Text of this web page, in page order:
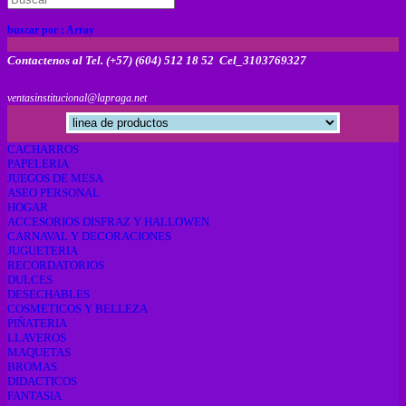
buscar por : Array
Contactenos al Tel. (+57) (604) 512 18 52 Cel_3103769327
ventasinstitucional@lapraga.net
CACHARROS
PAPELERIA
JUEGOS DE MESA
ASEO PERSONAL
HOGAR
ACCESORIOS DISFRAZ Y HALLOWEN
CARNAVAL Y DECORACIONES
JUGUETERIA
RECORDATORIOS
DULCES
DESECHABLES
COSMETICOS Y BELLEZA
PIÑATERIA
LLAVEROS
MAQUETAS
BROMAS
DIDACTICOS
FANTASIA